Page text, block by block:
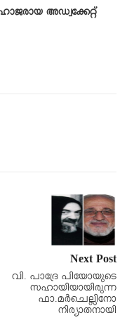
അഡ്വക്കേറ്റ്
Next Post
വി. പാദ്രേ പിയോയുടെ
സഹായിയായിരുന്ന
ഫാ.മർചെല്ലിനോ
നിര്യാതനായി